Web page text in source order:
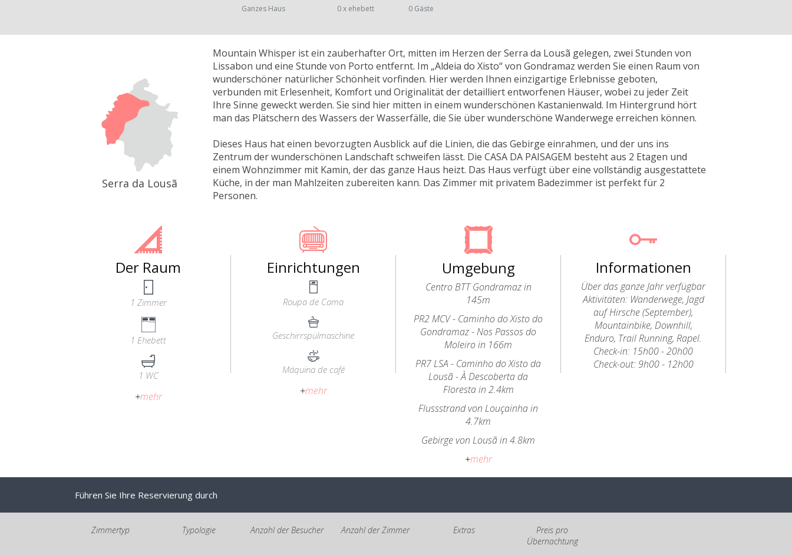
Ganzes Haus 0 x ehebett 0 Gäste
Serra da Lousã
Mountain Whisper ist ein zauberhafter Ort, mitten im Herzen der Serra da Lousã gelegen, zwei Stunden von
Lissabon und eine Stunde von Porto entfernt. Im „Aldeia do Xisto“ von Gondramaz werden Sie einen Raum von
wunderschöner natürlicher Schönheit vorfinden. Hier werden Ihnen einzigartige Erlebnisse geboten,
verbunden mit Erlesenheit, Komfort und Originalität der detailliert entworfenen Häuser, wobei zu jeder Zeit
Ihre Sinne geweckt werden. Sie sind hier mitten in einem wunderschönen Kastanienwald. Im Hintergrund hört
man das Plätschern des Wassers der Wasserfälle, die Sie über wunderschöne Wanderwege erreichen können.
Dieses Haus hat einen bevorzugten Ausblick auf die Linien, die das Gebirge einrahmen, und der uns ins
Zentrum der wunderschönen Landschaft schweifen lässt. Die CASA DA PAISAGEM besteht aus 2 Etagen und
einem Wohnzimmer mit Kamin, der das ganze Haus heizt. Das Haus verfügt über eine vollständig ausgestattete
Küche, in der man Mahlzeiten zubereiten kann. Das Zimmer mit privatem Badezimmer ist perfekt für 2
Personen.
Der Raum
1 Zimmer
1 Ehebett
1 WC
+mehr
Einrichtungen
Roupa de Cama
Geschirrspülmaschine
Máquina de café
+mehr
Umgebung
Centro BTT Gondramaz in
145m
PR2 MCV - Caminho do Xisto do
Gondramaz - Nos Passos do
Moleiro in 166m
PR7 LSA - Caminho do Xisto da
Lousã - À Descoberta da
Floresta in 2.4km
Flussstrand von Louçainha in
4.7km
Gebirge von Lousã in 4.8km
+mehr
Informationen
Über das ganze Jahr verfügbar
Aktivitäten: Wanderwege, Jagd
auf Hirsche (September),
Mountainbike, Downhill,
Enduro, Trail Running, Rapel.
Check-in: 15h00 - 20h00
Check-out: 9h00 - 12h00
Führen Sie Ihre Reservierung durch
Zimmertyp Typologie Anzahl der Besucher Anzahl der Zimmer Extras
Preis pro
Übernachtung